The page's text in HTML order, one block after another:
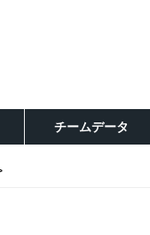
チームデータ